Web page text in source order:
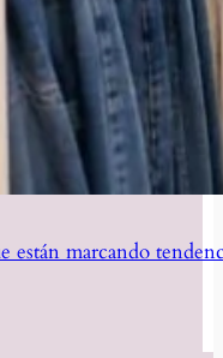
están marcando